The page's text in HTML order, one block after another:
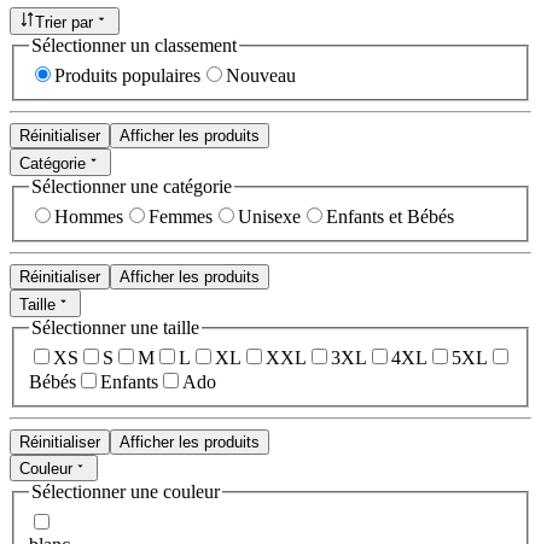
Trier par
Sélectionner un classement
Produits populaires
Nouveau
Réinitialiser
Afficher les produits
Catégorie
Sélectionner une catégorie
Hommes
Femmes Unisexe Enfants et Bébés
Réinitialiser
Afficher les produits
Taille
Sélectionner une taille
XS
S M L XL XXL 3XL 4XL
5XL
Bébés
Enfants Ado
Réinitialiser
Afficher les produits
Couleur
Sélectionner une couleur